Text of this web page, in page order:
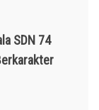
SDN 74